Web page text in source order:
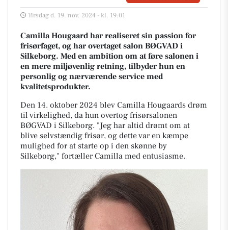
Tirsdag d. 19. nov. 2024 - kl. 19:01
Camilla Hougaard har realiseret sin passion for
frisørfaget, og har overtaget salon BØGVAD i
Silkeborg. Med en ambition om at føre salonen i
en mere miljøvenlig retning, tilbyder hun en
personlig og nærværende service med
kvalitetsprodukter.
Den 14. oktober 2024 blev Camilla Hougaards drøm
til virkelighed, da hun overtog frisørsalonen
BØGVAD i Silkeborg. "Jeg har altid drømt om at
blive selvstændig frisør, og dette var en kæmpe
mulighed for at starte op i den skønne by
Silkeborg," fortæller Camilla med entusiasme.